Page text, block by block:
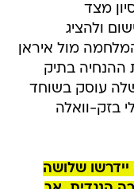
מצד
ולהציג
מול איראן
ההנחיה בתיק
עוסק בשוחד
בזק-וואלה
שלושה